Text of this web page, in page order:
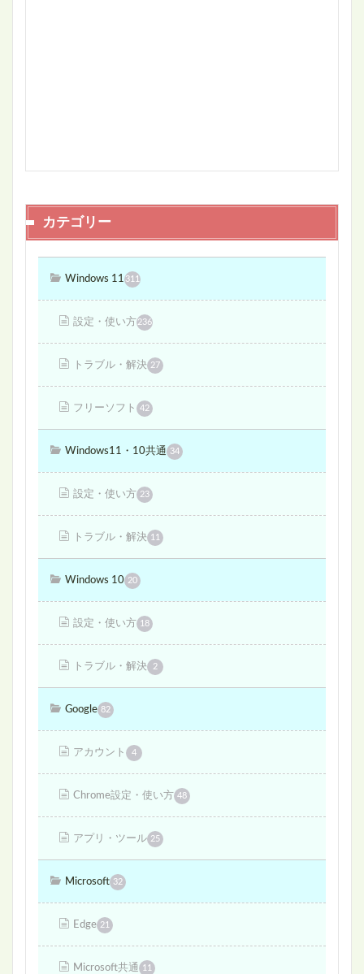
カテゴリー
Windows 11 311
設定・使い方236
トラブル・解決 27
フリーソフト 42
Windows11・10共通 34
設定・使い方 23
トラブル・解決 11
Windows 10 20
設定・使い方 18
トラブル・解決 2
Google 82
アカウント 4
Chrome設定・使い方 48
アプリ・ツール 25
Microsoft 32
Edge 21
Microsoft共通 11